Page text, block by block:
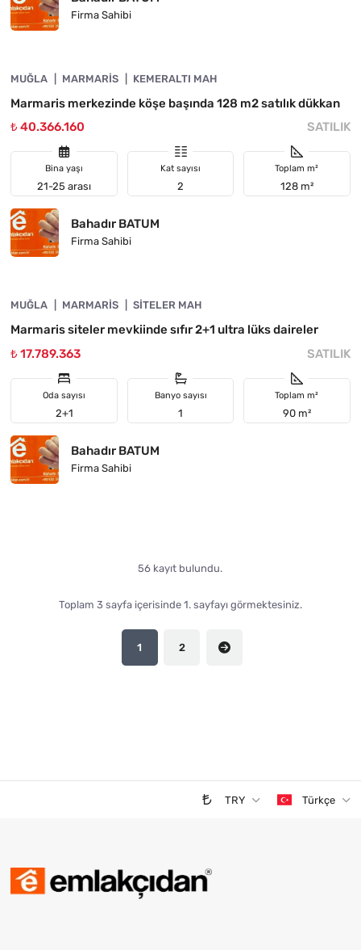
Firma Sahibi
YATIRIMA UYGUN
MUĞLA MARMARIS KEMERALTI MAH
Marmaris merkezinde köşe başında 128 m2 satılık dükkan
₺ 40.366.160
SATILIK
Bina yaşı
21-25 arası
Kat sayısı
2
Toplam m²
128 m²
Bahadır BATUM
Firma Sahibi
YATIRIMA UYGUN
MUĞLA MARMARIS SITELER MAH
Marmaris siteler mevkiinde sıfır 2+1 ultra lüks daireler
₺ 17.789.363
SATILIK
Oda sayısı
2+1
Banyo sayısı
1
Toplam m²
90 m²
Bahadır BATUM
Firma Sahibi
56 kayıt bulundu.
Toplam 3 sayfa içerisinde 1. sayfayı görmektesiniz.
1 2
TRY Türkçe